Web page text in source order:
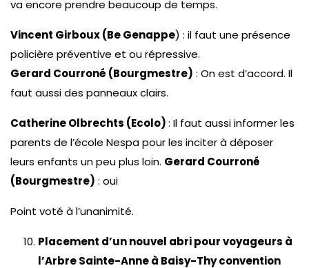
va encore prendre beaucoup de temps.
Vincent Girboux (Be Genappe) : il faut une présence
policière préventive et ou répressive.
Gerard Courroné (Bourgmestre) : On est d’accord. Il
faut aussi des panneaux clairs.
Catherine Olbrechts (Ecolo): Il faut aussi informer les
parents de l’école Nespa pour les inciter à déposer
leurs enfants un peu plus loin. Gerard Courroné
(Bourgmestre) : oui
Point voté à l’unanimité.
Placement d’un nouvel abri pour voyageurs à
l’Arbre Sainte-Anne à Baisy-Thy convention